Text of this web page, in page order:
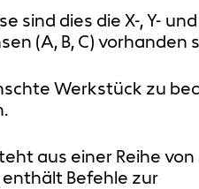
sind dies die X-, Y- und
(A, B, C) vorhanden
Werkstück zu
aus einer Reihe von
Befehle zur